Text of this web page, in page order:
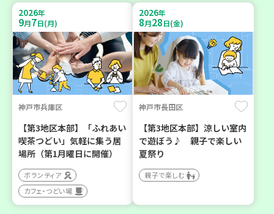
2026年
9月7日(月)
神戸市兵庫区
【第3地区本部】「ふれあい
喫茶つどい」気軽に集う居
場所（第1月曜日に開催）
ボランティア
カフェ・つどい場
2026年
8月28日(金)
神戸市長田区
【第3地区本部】涼しい室内
で遊ぼう♪ 親子で楽しい
夏祭り
親子で楽しむ